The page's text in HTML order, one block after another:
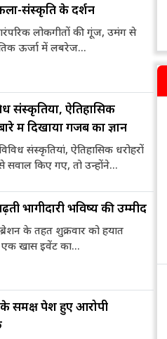
संस्कृति के दर्शन
लोकगीतों की गूंज, उमंग से
ऊर्जा में लबरेज...
संस्कृतियों, ऐतिहासिक
में दिखाया गजब का ज्ञान
संस्कृतियां, ऐतिहासिक धरोहरों
किए गए, तो उन्होंने...
भागीदारी भविष्य की उम्मीद
के तहत शुक्रवार को हयात
एक खास इवेंट का...
के समक्ष पेश हुए आरोपी